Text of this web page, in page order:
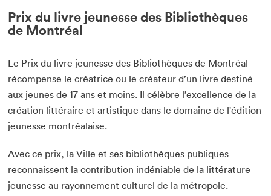
Prix du livre jeunesse des Bibliothèques
de Montréal
Le Prix du livre jeunesse des Bibliothèques de Montréal
récompense le créatrice ou le créateur d’un livre destiné
aux jeunes de 17 ans et moins. Il célèbre l’excellence de la
création littéraire et artistique dans le domaine de l'édition
jeunesse montréalaise.
Avec ce prix, la Ville et ses bibliothèques publiques
reconnaissent la contribution indéniable de la littérature
jeunesse au rayonnement culturel de la métropole.